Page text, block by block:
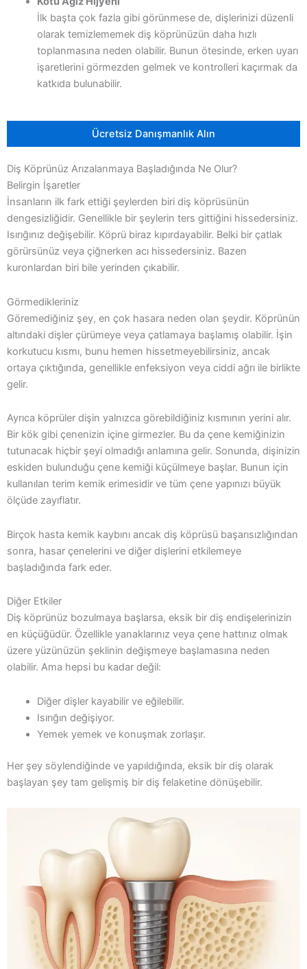
İlk başta çok fazla gibi görünmese de, dişlerinizi düzenli
olarak temizlememek diş köprünüzün daha hızlı
toplanmasına neden olabilir. Bunun ötesinde, erken uyarı
işaretlerini görmezden gelmek ve kontrolleri kaçırmak da
katkıda bulunabilir.
Ücretsiz Danışmanlık Alın
Diş Köprünüz Arızalanmaya Başladığında Ne Olur?
Belirgin İşaretler
İnsanların ilk fark ettiği şeylerden biri diş köprüsünün
dengesizliğidir. Genellikle bir şeylerin ters gittiğini hissedersiniz.
Isırığınız değişebilir. Köprü biraz kıpırdayabilir. Belki bir çatlak
görürsünüz veya çiğnerken acı hissedersiniz. Bazen
kuronlardan biri bile yerinden çıkabilir.
Görmedikleriniz
Göremediğiniz şey, en çok hasara neden olan şeydir. Köprünün
altındaki dişler çürümeye veya çatlamaya başlamış olabilir. İşin
korkutucu kısmı, bunu hemen hissetmeyebilirsiniz, ancak
ortaya çıktığında, genellikle enfeksiyon veya ciddi ağrı ile birlikte
gelir.
Ayrıca köprüler dişin yalnızca görebildiğiniz kısmının yerini alır.
Bir kök gibi çenenizin içine girmezler. Bu da çene kemiğinizin
tutunacak hiçbir şeyi olmadığı anlamına gelir. Sonunda, dişinizin
eskiden bulunduğu çene kemiği küçülmeye başlar. Bunun için
kullanılan terim kemik erimesidir ve tüm çene yapınızı büyük
ölçüde zayıflatır.
Birçok hasta kemik kaybını ancak diş köprüsü başarısızlığından
sonra, hasar çenelerini ve diğer dişlerini etkilemeye
başladığında fark eder.
Diğer Etkiler
Diş köprünüz bozulmaya başlarsa, eksik bir diş endişelerinizin
en küçüğüdür. Özellikle yanaklarınız veya çene hattınız olmak
üzere yüzünüzün şeklinin değişmeye başlamasına neden
olabilir. Ama hepsi bu kadar değil:
Diğer dişler kayabilir ve eğilebilir.
Isırığın değişiyor.
Yemek yemek ve konuşmak zorlaşır.
Her şey söylendiğinde ve yapıldığında, eksik bir diş olarak
başlayan şey tam gelişmiş bir diş felaketine dönüşebilir.